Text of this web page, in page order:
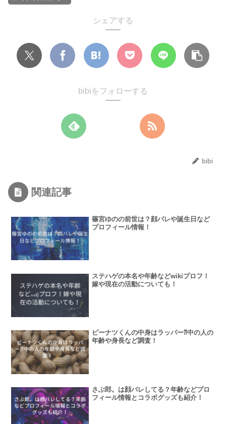
シェアする
bibiをフォローする
bibi
関連記事
篠宮ゆのの前世は？顔バレや誕生日など
プロフィール情報！
ステハゲの本名や年齢などwikiプロフ！
嫁や現在の活動についても！
ピーナツくんの中身はラッパー⁈中の人の
年齢や身長など調査！
さぶ郎。は顔バレしてる？年齢などプロ
フィール情報とコラボグッズも紹介！